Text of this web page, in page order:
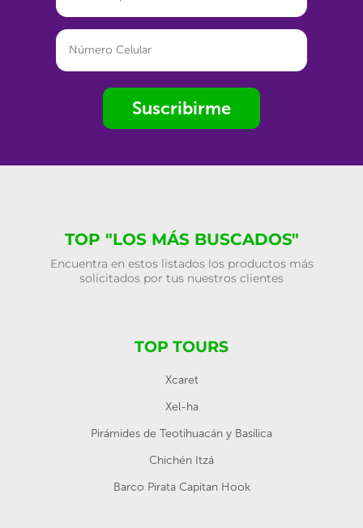
Suscribirme
TOP "LOS MÁS BUSCADOS"
Encuentra en estos listados los productos más
solicitados por tus nuestros clientes
TOP TOURS
Xcaret
Xel-ha
Pirámides de Teotihuacán y Basílica
Chichén Itzá
Barco Pirata Capitan Hook